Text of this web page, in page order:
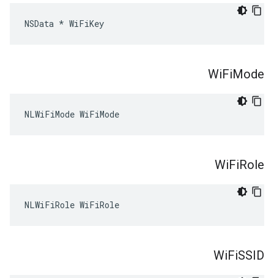
NSData * WiFiKey
WiFiMode
NLWiFiMode WiFiMode
WiFiRole
NLWiFiRole WiFiRole
WiFiSSID